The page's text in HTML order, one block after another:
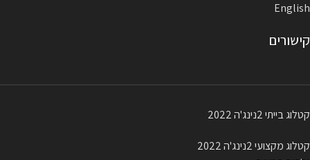
English
קישורים
קטלוג בייתי 2נינג'ה 2022
קטלוג מקצועי 2נינג'ה 2022